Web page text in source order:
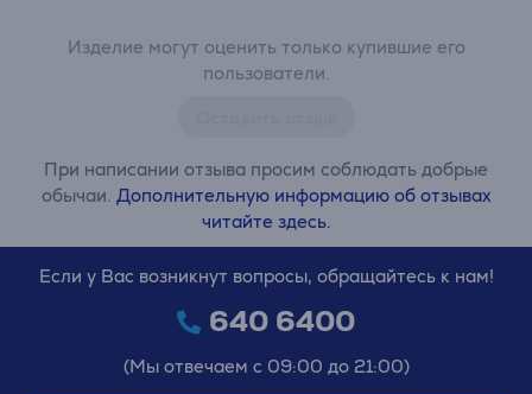
Изделие могут оценить только купившие его
пользователи.
При написании отзыва просим соблюдать добрые
обычаи. Дополнительную информацию об отзывах
читайте здесь.
Если у Вас возникнут вопросы, обращайтесь к нам!
640 6400
(Мы отвечаем с 09:00 до 21:00)